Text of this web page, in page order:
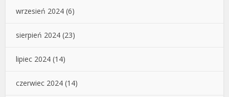
wrzesień 2024 (6)
sierpień 2024 (23)
lipiec 2024 (14)
czerwiec 2024 (14)